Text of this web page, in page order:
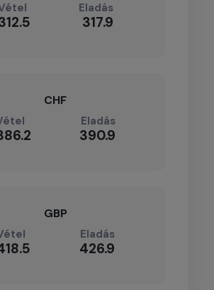
Eladás
317.9
CHF
Eladás
390.9
GBP
Eladás
426.9